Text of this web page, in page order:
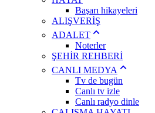
Başarı hikayeleri
ALIŞVERİŞ
ADALET
Noterler
ŞEHİR REHBERİ
CANLI MEDYA
Tv de bugün
Canlı tv izle
Canlı radyo dinle